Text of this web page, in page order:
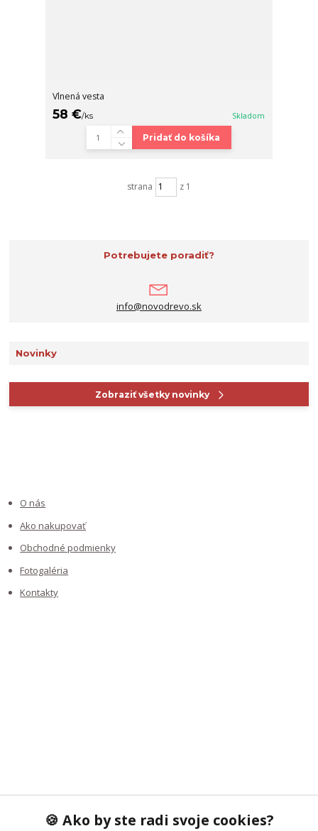
Vlnená vesta
58 €/ks Skladom
Pridať do košíka
strana z 1
Potrebujete poradiť?
info@novodrevo.sk
Novinky
Zobraziť všetky novinky
O nás
Ako nakupovať
Obchodné podmienky
Fotogaléria
Kontakty
KONTAKTY
🍪 Ako by ste radi svoje cookies?